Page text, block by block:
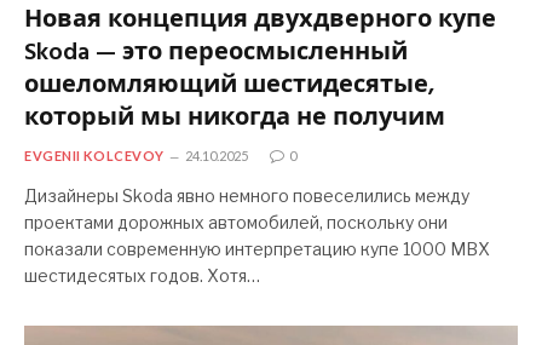
Новая концепция двухдверного купе
Skoda — это переосмысленный
ошеломляющий шестидесятые,
который мы никогда не получим
EVGENII KOLCEVOY 24.10.2025 0
Дизайнеры Skoda явно немного повеселились между
проектами дорожных автомобилей, поскольку они
показали современную интерпретацию купе 1000 MBX
шестидесятых годов. Хотя…